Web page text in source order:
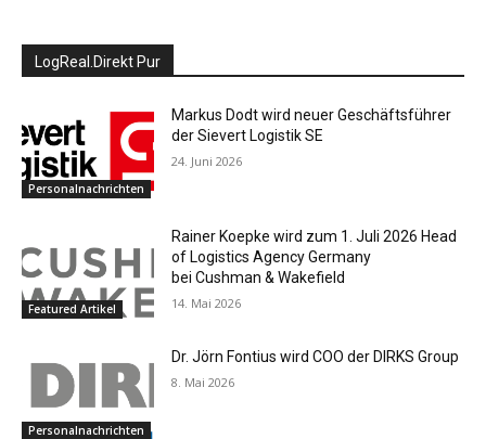
LogReal.Direkt Pur
Personalnachrichten
Markus Dodt wird neuer Geschäftsführer
der Sievert Logistik SE
24. Juni 2026
Featured Artikel
Rainer Koepke wird zum 1. Juli 2026 Head
of Logistics Agency Germany
bei Cushman & Wakefield
14. Mai 2026
Personalnachrichten
Dr. Jörn Fontius wird COO der DIRKS Group
8. Mai 2026